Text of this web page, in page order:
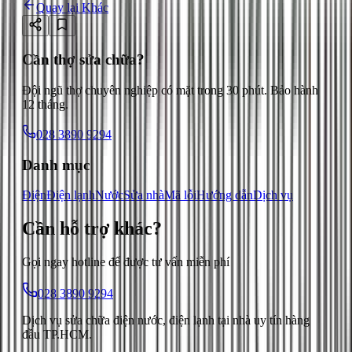
Quay lại Khác
Cần thợ sửa chữa?
Đội ngũ thợ chuyên nghiệp có mặt trong 30 phút. Bảo hành
12 tháng.
028 3890 9294
Danh mục
ĐiệnĐiện lạnhNướcSửa nhàMã lỗiHướng dẫnDịch vụ
Cần hỗ trợ khác?
Gọi ngay hotline để được tư vấn miễn phí
028 3890 9294
Dịch vụ sửa chữa điện nước, điện lạnh tại nhà uy tín hàng
đầu TP.HCM.